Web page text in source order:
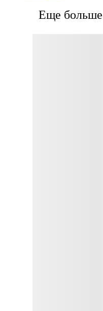
Еще больше